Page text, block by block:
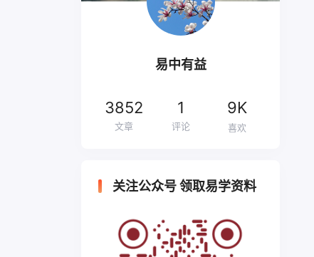
易中有益
3852
文章
1
评论
9K
喜欢
关注公众号 领取易学资料